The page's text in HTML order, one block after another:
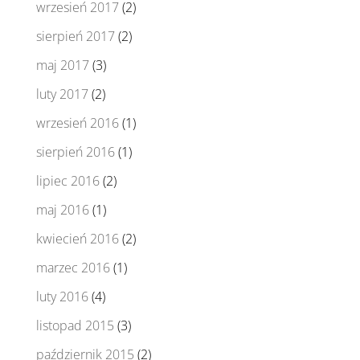
wrzesień 2017(2)
sierpień 2017(2)
maj 2017(3)
luty 2017(2)
wrzesień 2016(1)
sierpień 2016(1)
lipiec 2016(2)
maj 2016(1)
kwiecień 2016(2)
marzec 2016(1)
luty 2016(4)
listopad 2015 (3)
październik 2015 (2)